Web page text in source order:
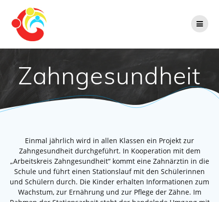
Zahngesundheit
Einmal jährlich wird in allen Klassen ein Projekt zur
Zahngesundheit durchgeführt. In Kooperation mit dem
„Arbeitskreis Zahngesundheit“ kommt eine Zahnärztin in die
Schule und führt einen Stationslauf mit den Schülerinnen
und Schülern durch. Die Kinder erhalten Informationen zum
Wachstum, zur Ernährung und zur Pflege der Zähne. Im